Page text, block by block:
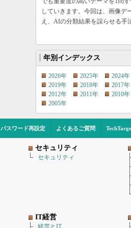
していきます。今回は、画像デ
え、AIの分類結果を誤らせる手
年別インデックス
2026年 2025年 2024年
2019年
2018年 2017年
2012年
2011年 2010年
2005年
パスワード再設定 よくあるご質問
セキュリティ
セキュリティ
IT経営
経営とIT